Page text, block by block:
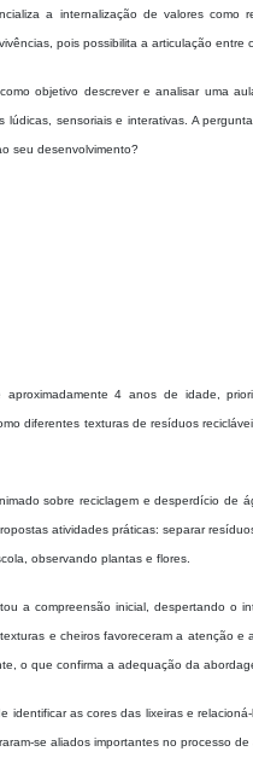
a internalização de valores
pois possibilita a articulação entre
objetivo descrever e analisar uma
lúdicas, sensoriais e interativas. A
seu desenvolvimento?
4 anos de idade,
diferentes texturas de resíduos
sobre reciclagem e desperdício de
atividades práticas: separar
observando plantas e flores.
a compreensão inicial, despertando o
e cheiros favoreceram a atenção
o que confirma a adequação da
identificar as cores das lixeiras e
se aliados importantes no processo de